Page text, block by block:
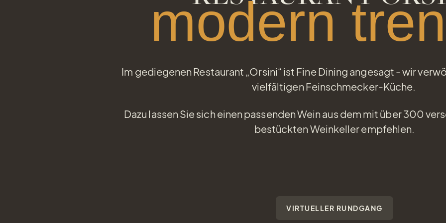
modern
Im gediegenen Restaurant „Orsini“ ist Fine Dining angesagt - wir
vielfältigen Feinschmecker-Küche.
Dazu lassen Sie sich einen passenden Wein aus dem mit über 300
bestückten Weinkeller empfehlen.
VIRTUELLER RUNDGANG